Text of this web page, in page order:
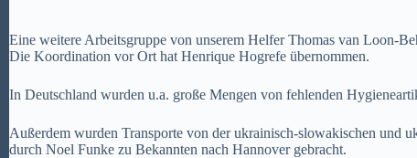
Eine weitere Arbeitsgruppe von unserem Helfer Thomas van Loon-
Die Koordination vor Ort hat Henrique Hogrefe übernommen.
In Deutschland wurden u.a. große Mengen von fehlenden
Außerdem wurden Transporte von der ukrainisch-slowakischen und
durch Noel Funke zu Bekannten nach Hannover gebracht.